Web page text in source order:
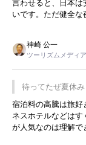
言わせると、日本は
いです。ただ健全
ような意味で、金
限らず外国人にと
神崎 公一
ツーリズムメディ
待ってたぜ夏休
宿泊料の高騰は旅好
ネスホテルなどは
が人気なのは理解で
をした時は、移動